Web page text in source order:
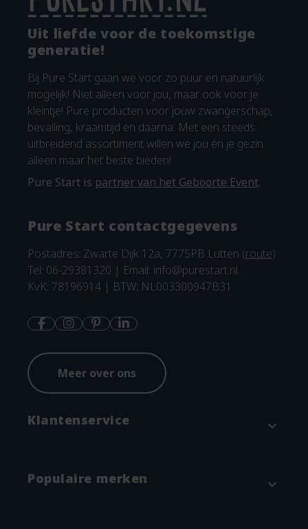
Uit liefde voor de toekomstige
generatie!
Bij Pure Start gaan we voor zo puur en natuurlijk
mogelijk! Niet alleen voor jou, maar ook voor je
kleintje! Pure producten voor jouw zwangerschap,
bevalling, kraamtijd en daarna. Met een steeds
uitbreidend assortiment willen we jou én je gezin
alleen maar het beste bieden!
Pure Start is partner van het Geboorte Event.
Pure Start contactgegevens
Postadres: Zwarte Dijk 12a, 7775PB Lutten (route)
Tel: 06-29381320 | Email: info@purestart.nl
KvK: 78196914 | BTW: NL003300947B31
Meer over ons
Klantenservice expand_more
Betaalmethodes en verzenden
Populaire merken expand_more